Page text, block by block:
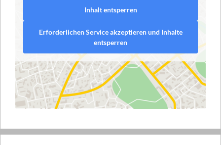
Inhalt entsperren
Erforderlichen Service akzeptieren und Inhalte
entsperren